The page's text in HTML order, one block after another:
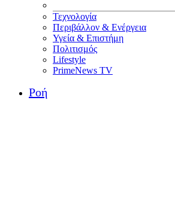
Τεχνολογία
Περιβάλλον & Ενέργεια
Υγεία & Επιστήμη
Πολιτισμός
Lifestyle
PrimeNews TV
Ροή